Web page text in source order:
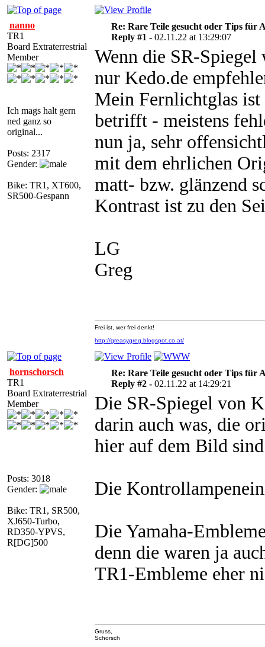
nanno
TR1
Board Extraterrestrial
Member
Ich mags halt gern
ned ganz so
original...
Posts: 2317
Gender:
Bike: TR1, XT600,
SR500-Gespann
Re: Rare Teile gesucht oder Tips für
Reply #1 - 02.11.22 at 13:29:07
Wenn die SR-
nur Kedo.de
Mein Fernlichtglas ist
betrifft - meistens
nun ja, sehr
mit dem ehrlichen
matt- bzw. glänzend
Kontrast ist zu den
LG
Greg
Frei ist, wer frei denkt!
http://greasygreg.blogspot.co.at/
hornschorsch
TR1
Board Extraterrestrial
Member
Posts: 3018
Gender:
Bike: TR1, SR500,
XJ650-Turbo,
RD350-YPVS,
R[DG]500
Re: Rare Teile gesucht oder Tips für
Reply #2 - 02.11.22 at 14:29:21
Die SR-Spiegel von
darin auch was, die
hier auf dem Bild
Die
Die Yamaha-
denn die waren ja
TR1-Embleme eher
Gruss,
Schorsch